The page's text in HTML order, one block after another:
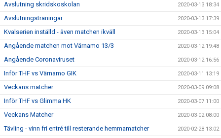
Avslutning skridskoskolan 2020-03-13 18:34
Avslutningsträningar 2020-03-13 17:39
Kvalserien inställd - även matchen ikväll 2020-03-13 15:04
Angående matchen mot Värnamo 13/3 2020-03-12 19:48
Angående Coronaviruset 2020-03-12 16:56
Inför THF vs Värnamo GIK 2020-03-11 13:19
Veckans matcher 2020-03-09 09:08
Inför THF vs Glimma HK 2020-03-07 11:00
Veckans Matcher 2020-03-02 08:00
Tävling - vinn fri entré till resterande hemmamatcher 2020-02-28 13:02